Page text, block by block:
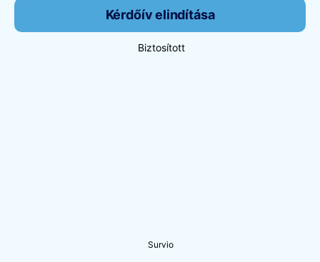
Kérdőív elindítása
Biztosított
Survio